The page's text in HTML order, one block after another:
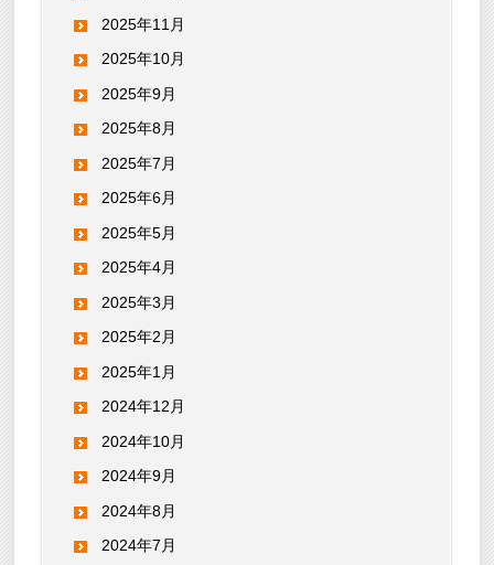
2025年11月
2025年10月
2025年9月
2025年8月
2025年7月
2025年6月
2025年5月
2025年4月
2025年3月
2025年2月
2025年1月
2024年12月
2024年10月
2024年9月
2024年8月
2024年7月